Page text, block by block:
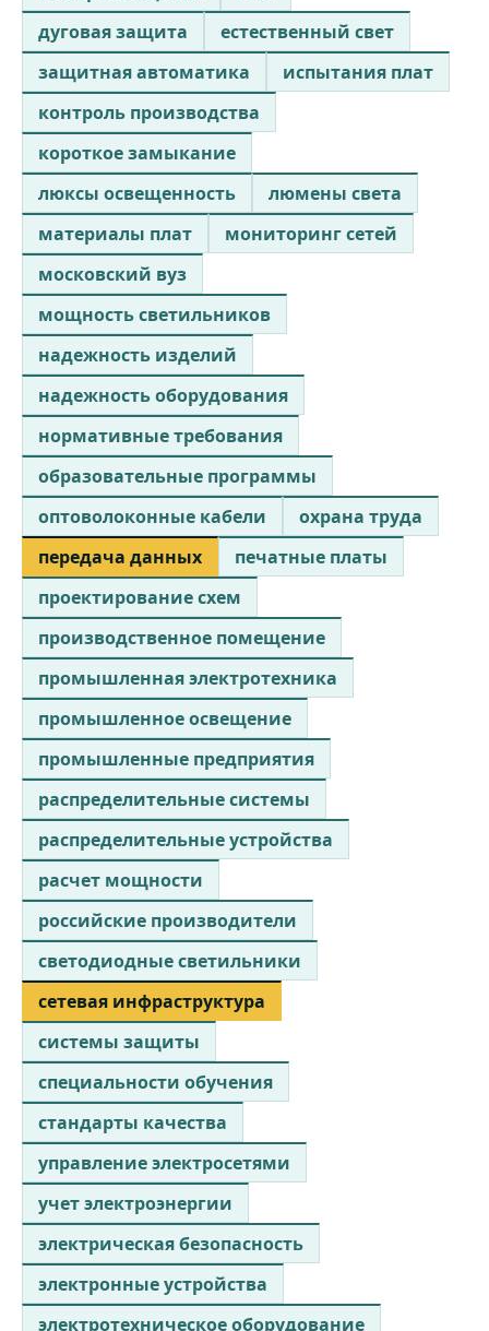
дуговая защита
естественный свет
защитная автоматика
испытания плат
контроль производства
короткое замыкание
люксы освещенность
люмены света
материалы плат
мониторинг сетей
московский вуз
мощность светильников
надежность изделий
надежность оборудования
нормативные требования
образовательные программы
оптоволоконные кабели
охрана труда
передача данных
печатные платы
проектирование схем
производственное помещение
промышленная электротехника
промышленное освещение
промышленные предприятия
распределительные системы
распределительные устройства
расчет мощности
российские производители
светодиодные светильники
сетевая инфраструктура
системы защиты
специальности обучения
стандарты качества
управление электросетями
учет электроэнергии
электрическая безопасность
электронные устройства
электротехническое оборудование